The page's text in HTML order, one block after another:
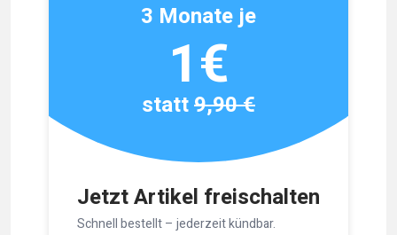
Jetzt Artikel freischalten
Schnell bestellt – jederzeit kündbar.
3 Monate je
1€
statt9,90 €